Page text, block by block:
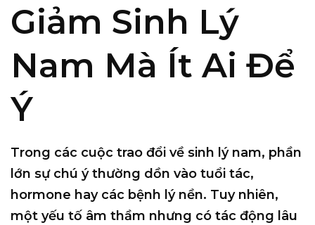
Giảm Sinh Lý
Nam Mà Ít Ai Để
Ý
Trong các cuộc trao đổi về sinh lý nam, phần
lớn sự chú ý thường dồn vào tuổi tác,
hormone hay các bệnh lý nền. Tuy nhiên,
một yếu tố âm thầm nhưng có tác động lâu